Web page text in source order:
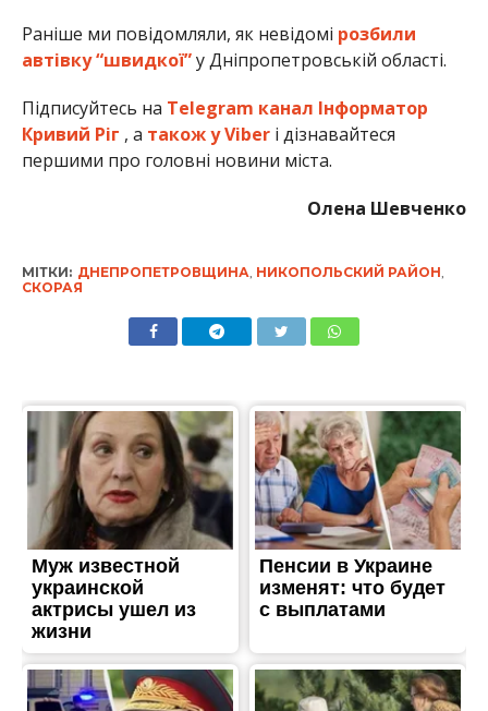
Раніше ми повідомляли, як невідомі розбили
автівку “швидкої”у Дніпропетровській області.
Підписуйтесь на Telegram канал Інформатор
Кривий Ріг , а також у Viberі дізнавайтеся
першими про головні новини міста.
Олена Шевченко
МІТКИ: ДНЕПРОПЕТРОВЩИНА, НИКОПОЛЬСКИЙ РАЙОН,
СКОРАЯ